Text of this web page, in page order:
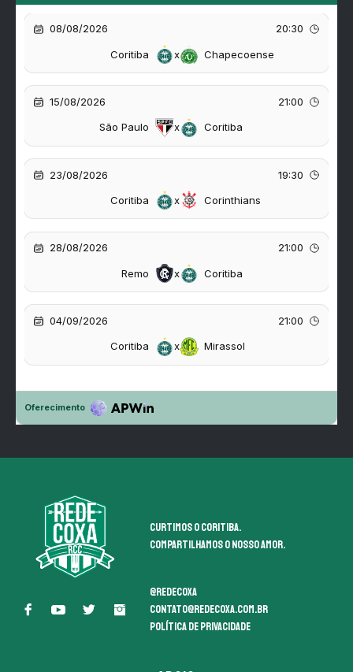
Curtimos o coritiba.
Compartilhamos o nosso amor.
@redecoxa
contato@redecoxa.com.br
Política de Privacidade